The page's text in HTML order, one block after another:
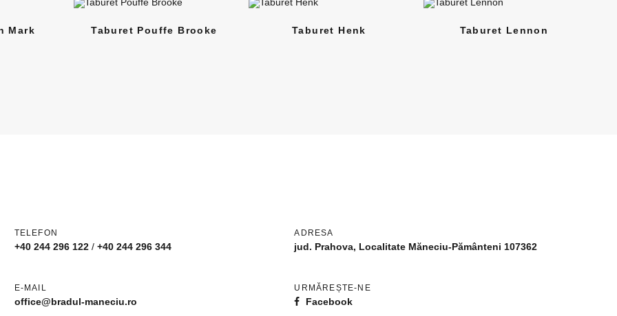
Mark Taburet Pouffe Brooke Taburet Henk Taburet Lennon
TELEFON
+40 244 296 122/ +40 244 296 344
E-MAIL
office@bradul-maneciu.ro
ADRESA
jud. Prahova, Localitate Măneciu-Pământeni 107362
URMĂREȘTE-NE
Facebook